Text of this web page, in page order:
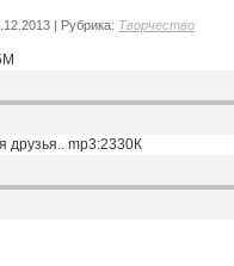
| Рубрика: Творчество
друзья.. mp3:2330К